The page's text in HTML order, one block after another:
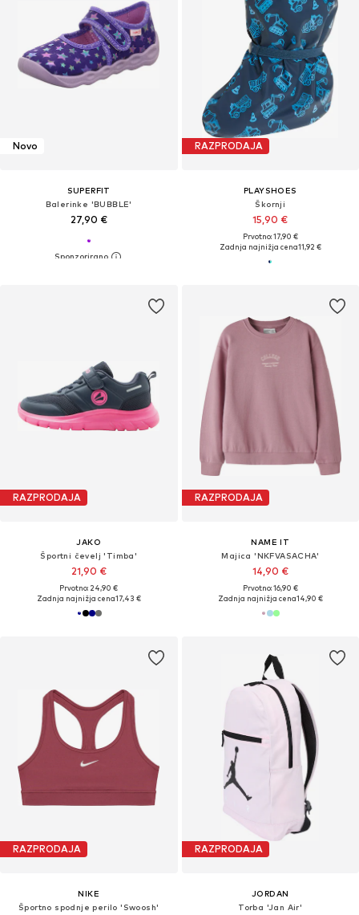
Novo
SUPERFIT
Balerinke 'BUBBLE'
27,90 €
RAZPRODAJA
PLAYSHOES
Škornji
15,90 €
Prvotno: 17,90 €
Zadnja najnižja cena11,92 €
RAZPRODAJA
JAKO
Športni čevelj 'Timba'
21,90 €
Prvotno: 24,90 €
Zadnja najnižja cena17,43 €
RAZPRODAJA
NAME IT
Majica 'NKFVASACHA'
14,90 €
Prvotno: 16,90 €
Zadnja najnižja cena14,90 €
RAZPRODAJA
NIKE
Športno spodnje perilo 'Swoosh'
RAZPRODAJA
JORDAN
Torba 'Jan Air'